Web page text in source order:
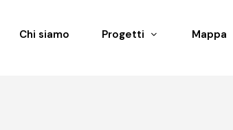
Chi siamo Progetti Mappa